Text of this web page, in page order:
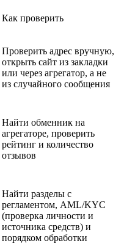
Как проверить
Проверить адрес вручную,
открыть сайт из закладки
или через агрегатор, а не
из случайного сообщения
Найти обменник на
агрегаторе, проверить
рейтинг и количество
отзывов
Найти разделы с
регламентом, AML/KYC
(проверка личности и
источника средств) и
порядком обработки